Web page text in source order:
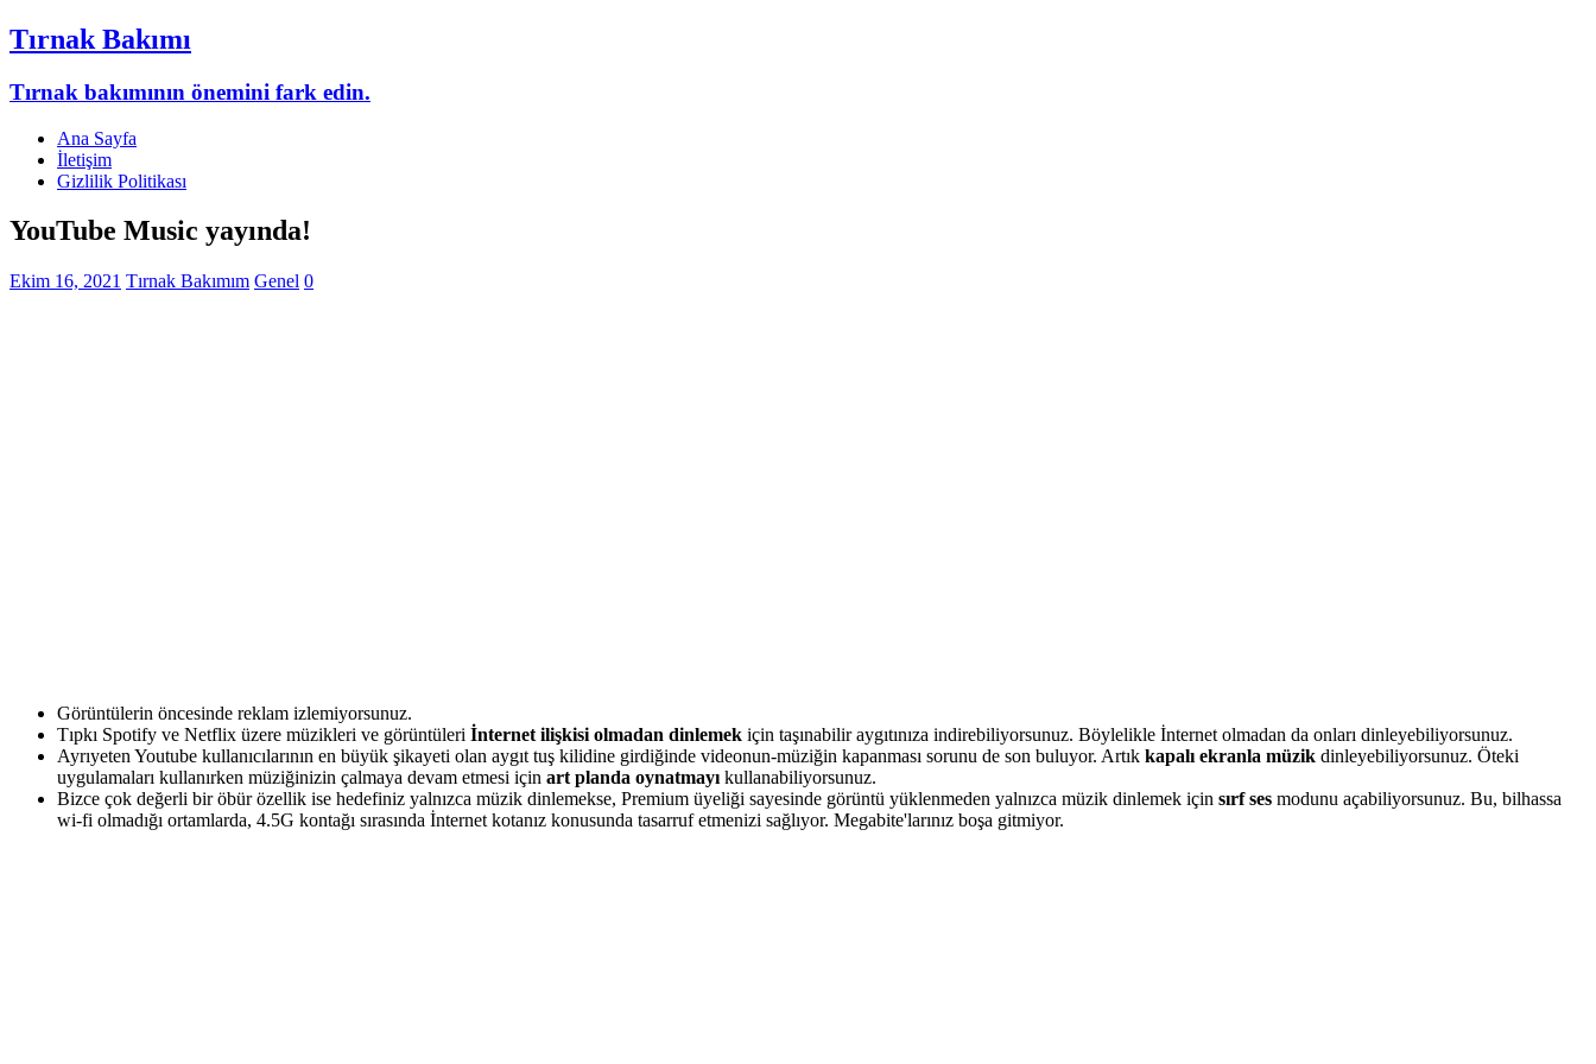
Tırnak Bakımı
Tırnak bakımının önemini fark edin.
Ana Sayfa
İletişim
Gizlilik Politikası
YouTube Music yayında!
Ekim 16, 2021 Tırnak Bakımım Genel 0
Görüntülerin öncesinde reklam izlemiyorsunuz.
Tıpkı Spotify ve Netflix üzere müzikleri ve görüntüleri İnternet ilişkisi olmadan dinlemek için taşınabilir aygıtınıza indirebiliyorsunuz. Böylelikle İnternet olmadan da onları dinleyebiliyorsunuz.
Ayrıyeten Youtube kullanıcılarının en büyük şikayeti olan aygıt tuş kilidine girdiğinde videonun-müziğin kapanması sorunu de son buluyor. Artık kapalı ekranla müzik dinleyebiliyorsunuz. Öteki
uygulamaları kullanırken müziğinizin çalmaya devam etmesi için art planda oynatmayı kullanabiliyorsunuz.
Bizce çok değerli bir öbür özellik ise hedefiniz yalnızca müzik dinlemekse, Premium üyeliği sayesinde görüntü yüklenmeden yalnızca müzik dinlemek için sırf ses modunu açabiliyorsunuz. Bu, bilhassa
wi-fi olmadığı ortamlarda, 4.5G kontağı sırasında İnternet kotanız konusunda tasarruf etmenizi sağlıyor. Megabite'larınız boşa gitmiyor.